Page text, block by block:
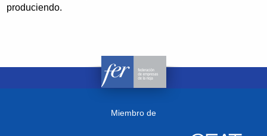
produciendo.
Miembro de